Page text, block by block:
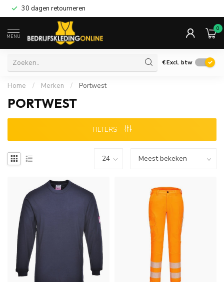
30 dagen retourneren
MENU
0
€Excl. btw
Home / Merken / Portwest
PORTWEST
FILTERS